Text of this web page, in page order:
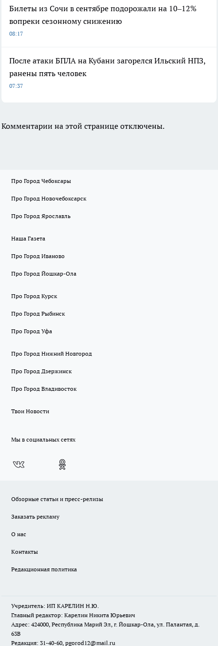
Билеты из Сочи в сентябре подорожали на 10–12%
вопреки сезонному снижению
08:17
После атаки БПЛА на Кубани загорелся Ильский НПЗ,
ранены пять человек
07:37
Комментарии на этой странице отключены.
Про Город Чебоксары
Про Город Новочебоксарск
Про Город Ярославль
Наша Газета
Про Город Иваново
Про Город Йошкар-Ола
Про Город Курск
Про Город Рыбинск
Про Город Уфа
Про Город Нижний Новгород
Про Город Дзержинск
Про Город Владивосток
Твои Новости
Мы в социальных сетях
Обзорные статьи и пресс-релизы
Заказать рекламу
О нас
Контакты
Редакционная политика
Учредитель: ИП КАРЕЛИН Н.Ю.
Главный редактор: Карелин Никита Юрьевич
Адрес: 424000, Республика Марий Эл, г. Йошкар-Ола, ул. Палантая, д.
63В
Редакция: 31-40-60, pgorod12@mail.ru